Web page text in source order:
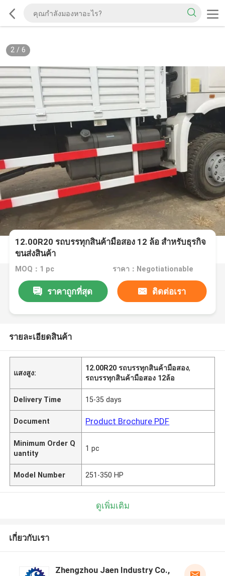
2/ 6
12.00R20 รถบรรทุกสินค้ามือสอง 12 ล้อ สําหรับธุรกิจ
ขนส่งสินค้า
MOQ：1 pc ราคา：Negotiationable
ราคาถูกที่สุด ติดต่อเรา
รายละเอียดสินค้า
แสงสูง:
12.00R20 รถบรรทุกสินค้ามือสอง,
รถบรรทุกสินค้ามือสอง 12ล้อ
Delivery Time 15-35 days
Document Product Brochure PDF
Minimum Order Q
uantity
1 pc
Model Number 251-350 HP
ดูเพิ่มเติม
เกี่ยวกับเรา
Zhengzhou Jaen Industry Co.,